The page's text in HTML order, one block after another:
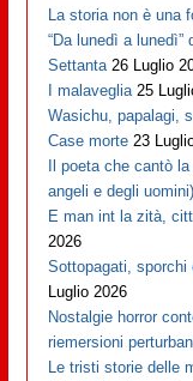
La storia non è una
“Da lunedì a lunedì”
Settanta 26 Luglio
I malaveglia 25
Wasichu, papalagi,
Case morte 23
Il poeta che cantò
angeli e degli uomini)
E man int la zità,
2026
Sottopagati,
Luglio 2026
Nostalgie horror
riemersioni
Le tristi storie delle